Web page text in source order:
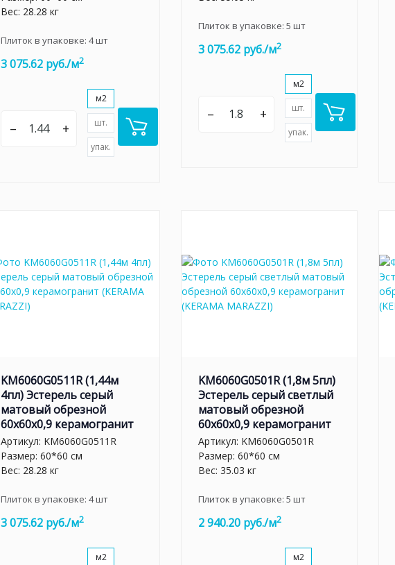
Вес: 28.28 кг
Плиток в упаковке: 4шт
3 075.62 руб./м2
– +
м2
шт.
упак.
Плиток в упаковке: 5 шт
3 075.62 руб./м2
– +
м2
шт.
упак.
KM6060G0511R (1,44м
4пл) Эстерель серый
матовый обрезной
60x60x0,9 керамогранит
Артикул: KM6060G0511R
Размер: 60*60 см
Вес: 28.28 кг
Плиток в упаковке: 4шт
3 075.62 руб./м2
м2
KM6060G0501R (1,8м 5пл)
Эстерель серый светлый
матовый обрезной
60x60x0,9 керамогранит
Артикул: KM6060G0501R
Размер: 60*60 см
Вес: 35.03 кг
Плиток в упаковке: 5 шт
2 940.20 руб./м2
м2